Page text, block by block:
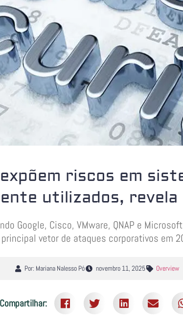
riscos em
utilizados, revela
Google, Cisco, VMware, QNAP e
vetor de ataques corporativos em
Por: Mariana Nalesso Pó novembro 11, 2025 Overview
Compartilhar: